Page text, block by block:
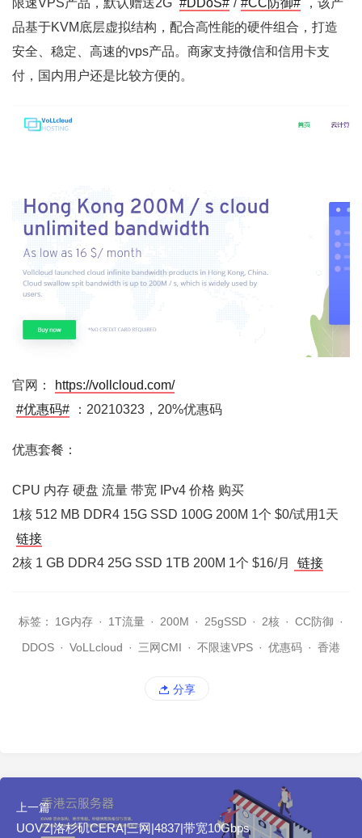
限速VPS产品，默认赠送2G #DDoS# / #CC防御#
，该产
品基于KVM底层虚拟结构，配合高性能的硬件组合，打造
安全、稳定、高速的vps产品。商家支持微信和信用卡支
付，国内用户还是比较方便的。
官网：
https://vollcloud.com/
#优惠码#
：20210323，20%优惠码
优惠套餐：
CPU 内存 硬盘 流量 带宽 IPv4 价格 购买
1核 512 MB DDR4 15G SSD 100G 200M 1个 $0/试用1天
链接
2核 1 GB DDR4 25G SSD 1TB 200M 1个 $16/月
链接
标签： 1G内存 · 1T流量 · 200M · 25gSSD · 2核 · CC防御 ·
DDOS · VoLLcloud · 三网CMI · 不限速VPS · 优惠码 · 香港
分享
上一篇
UOVZ|洛杉矶CERA|三网|4837|带宽10Gbps